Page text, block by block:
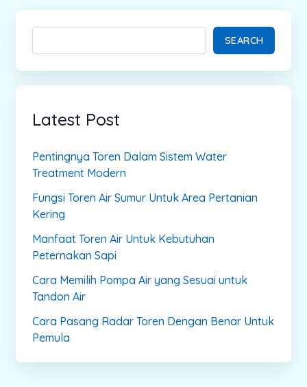
SEARCH
Latest Post
Pentingnya Toren Dalam Sistem Water
Treatment Modern
Fungsi Toren Air Sumur Untuk Area Pertanian
Kering
Manfaat Toren Air Untuk Kebutuhan
Peternakan Sapi
Cara Memilih Pompa Air yang Sesuai untuk
Tandon Air
Cara Pasang Radar Toren Dengan Benar Untuk
Pemula